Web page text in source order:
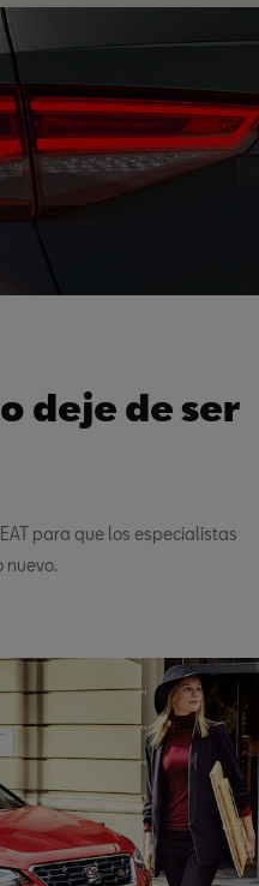
deje de ser
para que los especialistas
nuevo.